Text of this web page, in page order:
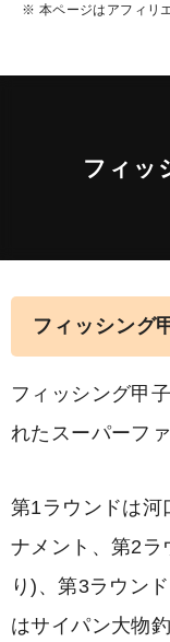
※ 本ページはアフィリ
フィッ
フィッシング
フィッシング甲
れたスーパーフ
第1ラウンドは河
ナメント、第2ラ
り)、第3ラウン
はサイパン大物